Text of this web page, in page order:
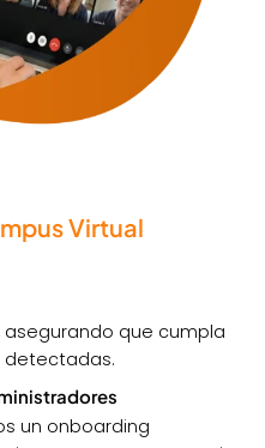
Virtual
que cumpla
detectadas.
un onboarding